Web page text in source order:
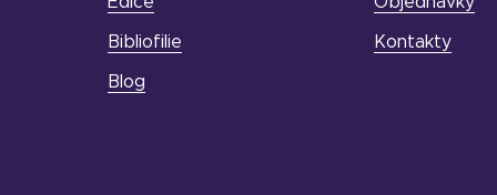
Bibliofilie
Blog
Kontakty